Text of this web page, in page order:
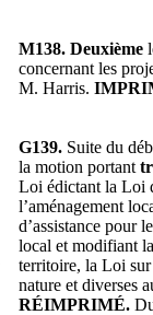
M138. Deuxième
concernant les
M. Harris.
G139. Suite du
la motion portant
Loi édictant la Loi
l’aménagement
d’assistance pour
local et modifiant
territoire, la Loi
nature et diverses
RÉIMPRIMÉ.